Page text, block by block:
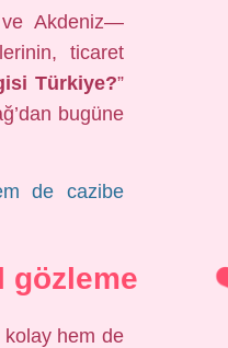
ve Akdeniz—
ticaret
Türkiye?”
bugüne
de cazibe
gözleme
hem de